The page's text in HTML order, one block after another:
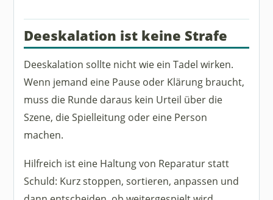
Deeskalation ist keine Strafe
Deeskalation sollte nicht wie ein Tadel wirken.
Wenn jemand eine Pause oder Klärung braucht,
muss die Runde daraus kein Urteil über die
Szene, die Spielleitung oder eine Person
machen.
Hilfreich ist eine Haltung von Reparatur statt
Schuld: Kurz stoppen, sortieren, anpassen und